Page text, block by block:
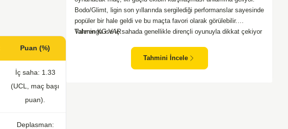
Puan (%)
İç saha: 1.33
(UCL, maç başı
puan).
Deplasman:
Bodo/Glimt, ligin son yıllarında sergilediği performanslar sayesinde
popüler bir hale geldi ve bu maçta favori olarak görülebilir.
Valerenga ise iç sahada genellikle dirençli oyunuyla dikkat çekiyor
maçlar genellikle çekişmeli geçiyor ve bol gollü karşılaşmalara
Tahmin KG VAR
Tahmini İncele